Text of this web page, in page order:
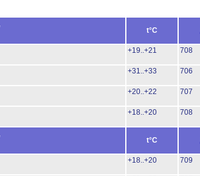
t°C
+19..+21 708
+31..+33 706
+20..+22 707
+18..+20 708
t°C
+18..+20 709